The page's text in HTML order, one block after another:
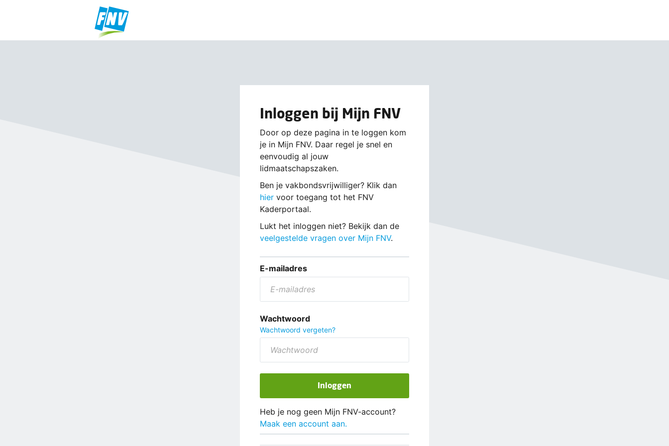
Inloggen bij Mijn FNV
Door op deze pagina in te loggen kom
je in Mijn FNV. Daar regel je snel en
eenvoudig al jouw
lidmaatschapszaken.
Ben je vakbondsvrijwilliger? Klik dan
hier voor toegang tot het FNV
Kaderportaal.
Lukt het inloggen niet? Bekijk dan de
veelgestelde vragen over Mijn FNV.
E-mailadres
Wachtwoord
Wachtwoord vergeten?
Inloggen
Heb je nog geen Mijn FNV-account?
Maak een account aan.